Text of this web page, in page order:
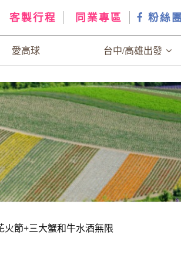
客製行程 同業專區 粉絲團
愛高球 台中/高雄出發
節+三大蟹和牛水酒無限